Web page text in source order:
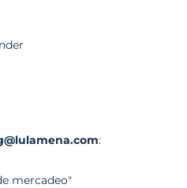
:
mercadeo"